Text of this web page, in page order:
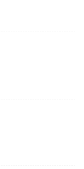
攻关重大
国内4K低
项空白，
平的差
获评国家
精特新企
赢得了双